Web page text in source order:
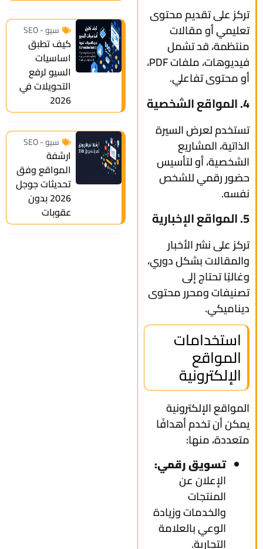
تركز على تقديم محتوى
تعليمي أو مقالات
منتظمة، قد تشمل
فيديوهات، ملفات PDF،
أو محتوى تفاعلي.
4. المواقع الشخصية
تستخدم لعرض السيرة
الذاتية، المشاريع
الشخصية، أو لتأسيس
حضور رقمي للشخص
نفسه.
5. المواقع الإخبارية
تركز على نشر الأخبار
والمقالات بشكل دوري،
وغالبًا تحتاج إلى
تصنيفات ومحرر محتوى
ديناميكي.
استخدامات
المواقع
الإلكترونية
المواقع الإلكترونية
يمكن أن تخدم أهدافًا
متعددة، منها:
تسويق رقمي:
الإعلان عن
المنتجات
والخدمات وزيادة
الوعي بالعلامة
التجارية.
سيو - SEO
كيف تطبق
اساسيات
السيو لرفع
التحويلات في
2026
سيو - SEO
ارشفة
المواقع وفق
تحديثات جوجل
2026 بدون
عقوبات